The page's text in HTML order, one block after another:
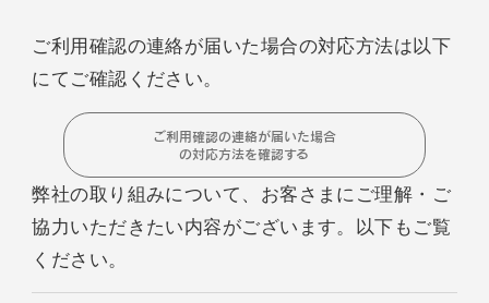
ご利用確認の連絡が届いた場合の対応方法は以下
にてご確認ください。
ご利用確認の連絡が届いた場合
の対応方法を確認する
弊社の取り組みについて、お客さまにご理解・ご
協力いただきたい内容がございます。以下もご覧
ください。